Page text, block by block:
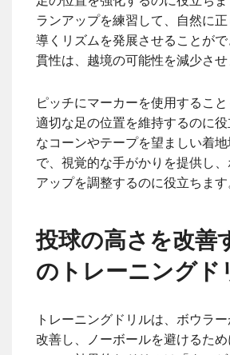
ランアップを練習して、自然に
導くリズムを発展させることが
貫性は、越境の可能性を減少させ
ピッチにマーカーを使用するこ
適切な足の位置を維持するのに
なコーンやテープを望ましい着
で、視覚的な手がかりを提供し
アップを調整するのに役立ちます
投球の高さを改善
のトレーニングド
トレーニングドリルは、ボウラ
改善し、ノーボールを避けるため